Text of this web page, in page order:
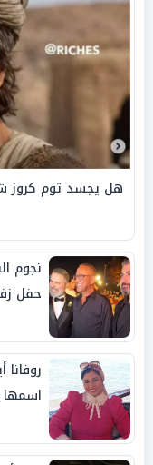
هل يجسد توم كروز
نجوم
حفل
اسمها